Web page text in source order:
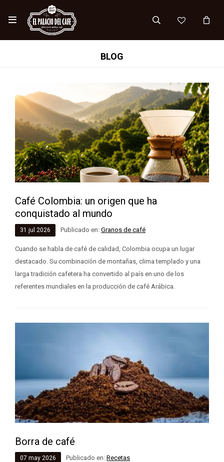

BLOG
Café Colombia: un origen que ha
conquistado al mundo
31 jul 2026 Publicado en: Granos de café
Cuando se habla de café de calidad, Colombia ocupa un lugar
destacado. Su combinación de montañas, clima templado y una
larga tradición cafetera ha convertido al país en uno de los
referentes mundiales en la producción de café Arábica.
Borra de café
07 may 2026 Publicado en: Recetas